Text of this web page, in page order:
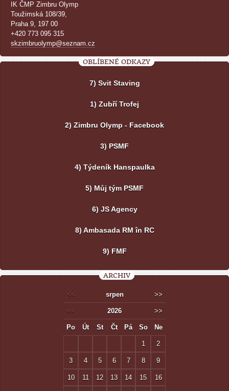
IK ČMP Zimbru Olymp
Toužimská 108/39,
Praha 9, 197 00
+420 773 095 315
skzimbruolymp@seznam.cz
OBLÍBENÉ ODKAZY
7) Svit Staving
1) Zubří Trofej
2) Zimbru Olymp - Facebook
3) PSMF
4) Týdeník Hanspaulka
5) Můj tým PSMF
6) JS Agency
8) Ambasada RM în RC
9) FMF
ARCHIV
<< srpen >>
<< 2026 >>
Po Út St Čt Pá So Ne
1 2
3 4 5 6 7 8 9
10 11 12 13 14 15 16